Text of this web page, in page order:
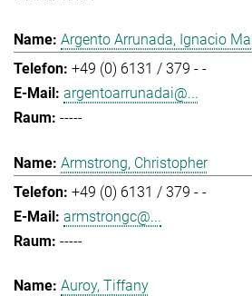
Argento Arrunada, Ignacio
+49 (0) 6131 / 379 - -
argentoarrunadai@...
-----
Armstrong, Christopher
+49 (0) 6131 / 379 - -
armstrongc@...
-----
Auroy, Tiffany